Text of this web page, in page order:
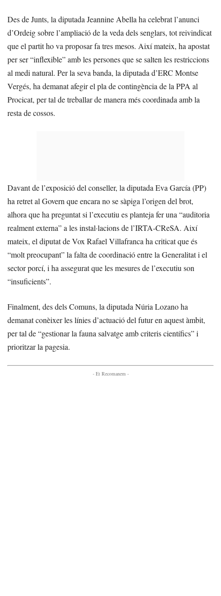
Des de Junts, la diputada Jeannine Abella ha celebrat l’anunci
d’Ordeig sobre l’ampliació de la veda dels senglars, tot reivindicat
que el partit ho va proposar fa tres mesos. Així mateix, ha apostat
per ser “inflexible” amb les persones que se salten les restriccions
al medi natural. Per la seva banda, la diputada d’ERC Montse
Vergés, ha demanat afegir el pla de contingència de la PPA al
Procicat, per tal de treballar de manera més coordinada amb la
resta de cossos.
Davant de l’exposició del conseller, la diputada Eva García (PP)
ha retret al Govern que encara no se sàpiga l’origen del brot,
alhora que ha preguntat si l’executiu es planteja fer una “auditoria
realment externa” a les instal·lacions de l’IRTA-CReSA. Així
mateix, el diputat de Vox Rafael Villafranca ha criticat que és
“molt preocupant” la falta de coordinació entre la Generalitat i el
sector porcí, i ha assegurat que les mesures de l’executiu son
“insuficients”.
Finalment, des dels Comuns, la diputada Núria Lozano ha
demanat conèixer les línies d’actuació del futur en aquest àmbit,
per tal de “gestionar la fauna salvatge amb criteris científics” i
prioritzar la pagesia.
- Et Recomanem -